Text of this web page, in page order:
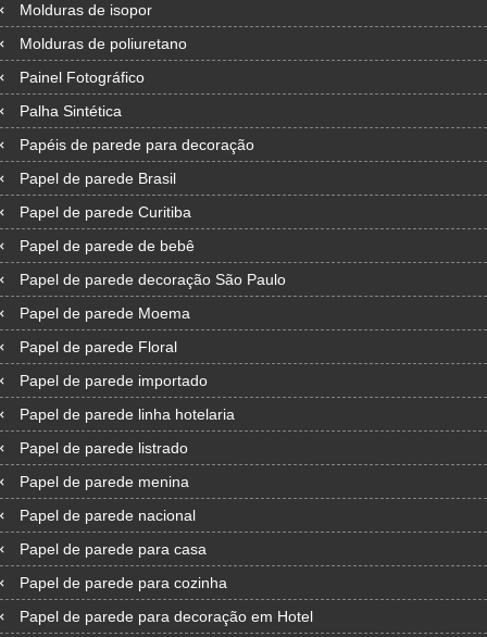
Molduras de isopor
Molduras de poliuretano
Painel Fotográfico
Palha Sintética
Papéis de parede para decoração
Papel de parede Brasil
Papel de parede Curitiba
Papel de parede de bebê
Papel de parede decoração São Paulo
Papel de parede Moema
Papel de parede Floral
Papel de parede importado
Papel de parede linha hotelaria
Papel de parede listrado
Papel de parede menina
Papel de parede nacional
Papel de parede para casa
Papel de parede para cozinha
Papel de parede para decoração em Hotel